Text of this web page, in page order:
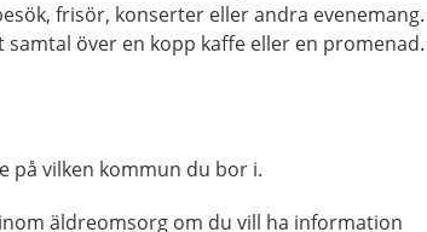
frisör, konserter eller andra evenemang.
samtal över en kopp kaffe eller en promenad.
på vilken kommun du bor i.
äldreomsorg om du vill ha information